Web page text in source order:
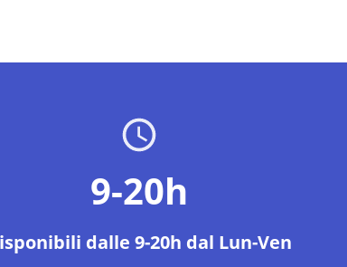
9-20h
dalle 9-20h dal Lun-Ven